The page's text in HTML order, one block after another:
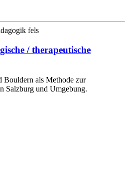
/ therapeutische
Bouldern als Methode zur
Salzburg und Umgebung.